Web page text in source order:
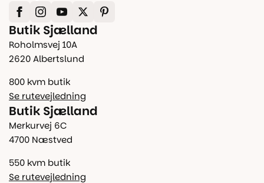
Butik Sjælland
Roholmsvej 10A
2620 Albertslund
800 kvm butik
Se rutevejledning
Butik Sjælland
Merkurvej 6C
4700 Næstved
550 kvm butik
Se rutevejledning